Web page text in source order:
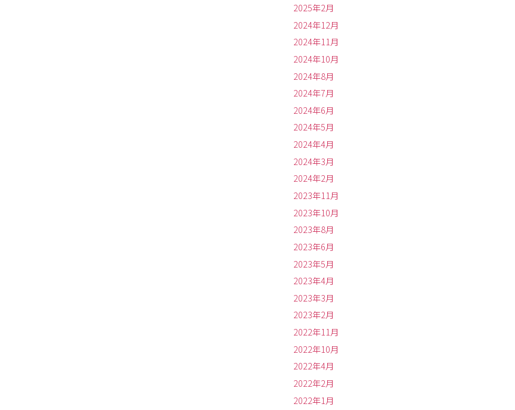
2025年2月
2024年12月
2024年11月
2024年10月
2024年8月
2024年7月
2024年6月
2024年5月
2024年4月
2024年3月
2024年2月
2023年11月
2023年10月
2023年8月
2023年6月
2023年5月
2023年4月
2023年3月
2023年2月
2022年11月
2022年10月
2022年4月
2022年2月
2022年1月